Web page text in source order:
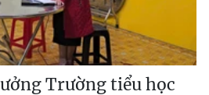
Trường tiểu học